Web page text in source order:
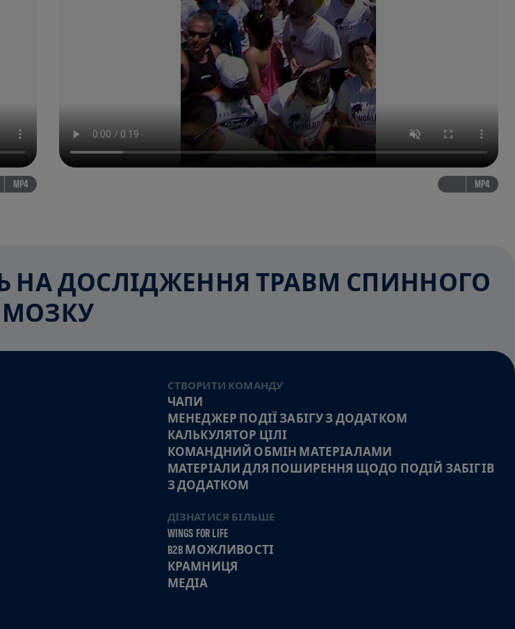
MP4 MP4
НА ДОСЛІДЖЕННЯ ТРАВМ СПИННОГО
МОЗКУ
СТВОРИТИ КОМАНДУ
ЧАПИ
МЕНЕДЖЕР ПОДІЇ ЗАБІГУ З ДОДАТКОМ
КАЛЬКУЛЯТОР ЦІЛІ
КОМАНДНИЙ ОБМІН МАТЕРІАЛАМИ
МАТЕРІАЛИ ДЛЯ ПОШИРЕННЯ ЩОДО ПОДІЙ ЗАБІГІВ
З ДОДАТКОМ
ДІЗНАТИСЯ БІЛЬШЕ
WINGS FOR LIFE
B2B МОЖЛИВОСТІ
КРАМНИЦЯ
МЕДІА